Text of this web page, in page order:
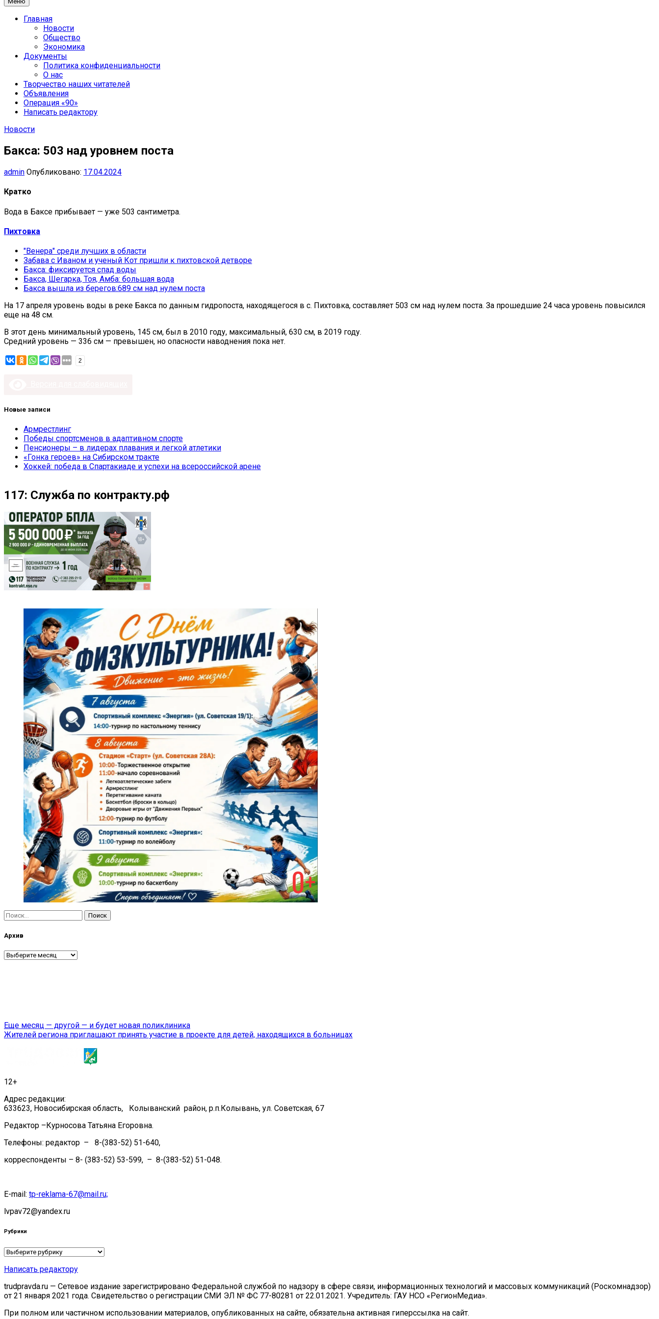
Главная
Новости
Общество
Экономика
Документы
Политика конфиденциальности
О нас
Творчество наших читателей
Объявления
Операция «90»
Написать редактору
Новости
Бакса: 503 над уровнем поста
admin Опубликовано: 17.04.2024
Кратко
Вода в Баксе прибывает — уже 503 сантиметра.
Пихтовка
"Венера" среди лучших в области
Забава с Иваном и ученый Кот пришли к пихтовской детворе
Бакса: фиксируется спад воды
Бакса, Шегарка, Тоя, Амба: большая вода
Бакса вышла из берегов:689 см над нулем поста
На 17 апреля уровень воды в реке Бакса по данным гидропоста, находящегося в с. Пихтовка, составляет 503 cм над нулем поста. За прошедшие 24 часа уровень повысился
еще на 48 см.
В этот день минимальный уровень, 145 см, был в 2010 году, максимальный, 630 см, в 2019 году.
Средний уровень — 336 см — превышен, но опасности наводнения пока нет.
2
Новые записи
Армрестлинг
Победы спортсменов в адаптивном спорте
Пенсионеры – в лидерах плавания и легкой атлетики
«Гонка героев» на Сибирском тракте
Хоккей: победа в Спартакиаде и успехи на всероссийской арене
117: Служба по контракту.рф
Найти:
Архив
Архив
Навигация
по
Еще месяц — другой — и будет новая поликлиника
Жителей региона приглашают принять участие в проекте для детей, находящихся в больницах
12+
Адрес редакции:
633623, Новосибирская область, Колыванский район, р.п.Колывань, ул. Советская, 67
Редактор –Курносова Татьяна Егоровна.
Телефоны: редактор – 8-(383-52) 51-640,
корреспонденты – 8- (383-52) 53-599, – 8-(383-52) 51-048.
E-mail: tp-reklama-67@mail.ru;
lvpav72@yandex.ru
Рубрики
Рубрики
Написать редактору
trudpravda.ru — Сетевое издание зарегистрировано Федеральной службой по надзору в сфере связи, информационных технологий и массовых коммуникаций (Роскомнадзор)
от 21 января 2021 года. Свидетельство о регистрации СМИ ЭЛ № ФС 77-80281 от 22.01.2021. Учредитель: ГАУ НСО «РегионМедиа».
При полном или частичном использовании материалов, опубликованных на сайте, обязательна активная гиперссылка на сайт.